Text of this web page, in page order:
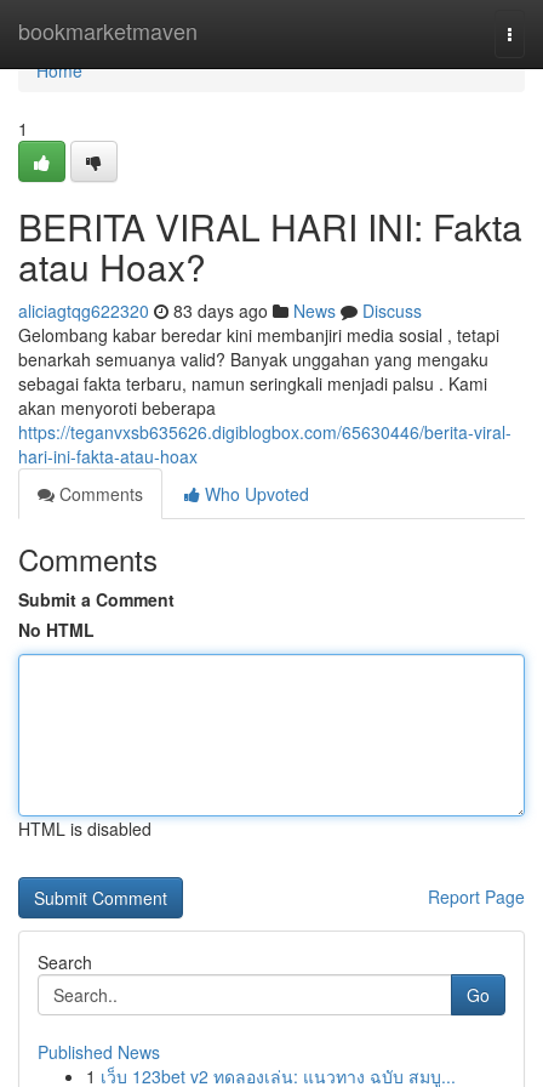
bookmarketmaven
Home
Home
1
BERITA VIRAL HARI INI: Fakta
atau Hoax?
aliciagtqg622320 83 days ago News
Discuss
Gelombang kabar beredar kini membanjiri media sosial , tetapi
benarkah semuanya valid? Banyak unggahan yang mengaku
sebagai fakta terbaru, namun seringkali menjadi palsu . Kami
akan menyoroti beberapa
https://teganvxsb635626.digiblogbox.com/65630446/berita-viral-
hari-ini-fakta-atau-hoax
Comments
Who Upvoted
Comments
Submit a Comment
No HTML
HTML is disabled
Report Page
Search
Go
Published News
1 เว็บ 123bet v2 ทดลองเล่น: แนวทาง ฉบับ สมบู...